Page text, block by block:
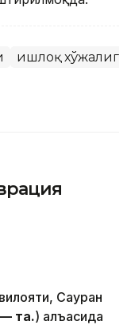
Қишлоқ хўжалиги
Сауран
таҳ.) қалъасида